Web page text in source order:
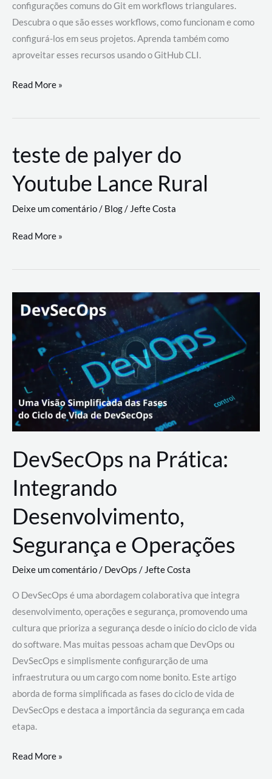
configurações comuns do Git em workflows triangulares.
Descubra o que são esses workflows, como funcionam e como
configurá-los em seus projetos. Aprenda também como
aproveitar esses recursos usando o GitHub CLI.
GitHub
revoluciona
de
trabalho
com
a
workflows
Read More »
teste de palyer do
Youtube Lance Rural
Deixe um comentário/ Blog/ Jefte Costa
teste
palyer
Lance
Rural
Read More »
DevSecOps na Prática:
Integrando
Desenvolvimento,
Segurança e Operações
Deixe um comentário/ DevOps /Jefte Costa
O DevSecOps é uma abordagem colaborativa que integra
desenvolvimento, operações e segurança, promovendo uma
cultura que prioriza a segurança desde o início do ciclo de vida
do software. Mas muitas pessoas acham que DevOps ou
DevSecOps e simplismente configurarção de uma
infraestrutura ou um cargo com nome bonito. Este artigo
aborda de forma simplificada as fases do ciclo de vida de
DevSecOps e destaca a importância da segurança em cada
etapa.
DevSecOps
Read More »